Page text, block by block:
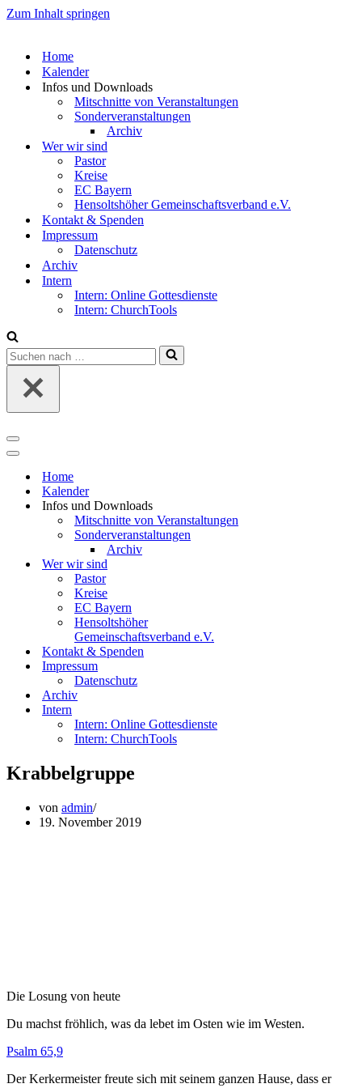
Zum Inhalt springen
Home
Kalender
Infos und Downloads
Mitschnitte von Veranstaltungen
Sonderveranstaltungen
Archiv
Wer wir sind
Pastor
Kreise
EC Bayern
Hensoltshöher Gemeinschaftsverband e.V.
Kontakt & Spenden
Impressum
Datenschutz
Archiv
Intern
Intern: Online Gottesdienste
Intern: ChurchTools
Suchen
nach …
Navigationsmenü
Navigationsmenü
Home
Kalender
Infos und Downloads
Mitschnitte von Veranstaltungen
Sonderveranstaltungen
Archiv
Wer wir sind
Pastor
Kreise
EC Bayern
Hensoltshöher
Gemeinschaftsverband e.V.
Kontakt & Spenden
Impressum
Datenschutz
Archiv
Intern
Intern: Online Gottesdienste
Intern: ChurchTools
Krabbelgruppe
von admin
19. November 2019
Die Losung von heute
Du machst fröhlich, was da lebet im Osten wie im Westen.
Psalm 65,9
Der Kerkermeister freute sich mit seinem ganzen Hause, dass er